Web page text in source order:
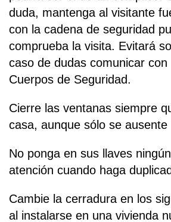
duda, mantenga al visitante
con la cadena de seguridad
comprueba la visita. Evitará
caso de dudas comunicar
Cuerpos de Seguridad.
Cierre las ventanas siempre
casa, aunque sólo se ausente
No ponga en sus llaves
atención cuando haga
Cambie la cerradura en los
al instalarse en una vivienda